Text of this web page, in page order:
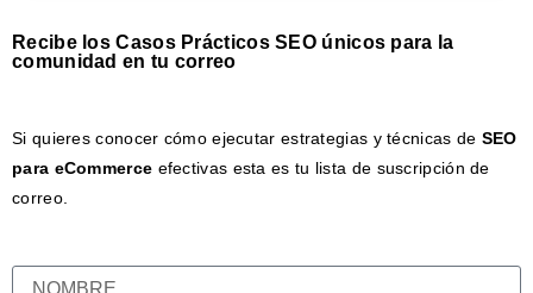
Recibe los Casos Prácticos SEO únicos para la
comunidad en tu correo
Si quieres conocer cómo ejecutar estrategias y técnicas de SEO
para eCommerce efectivas esta es tu lista de suscripción de
correo.